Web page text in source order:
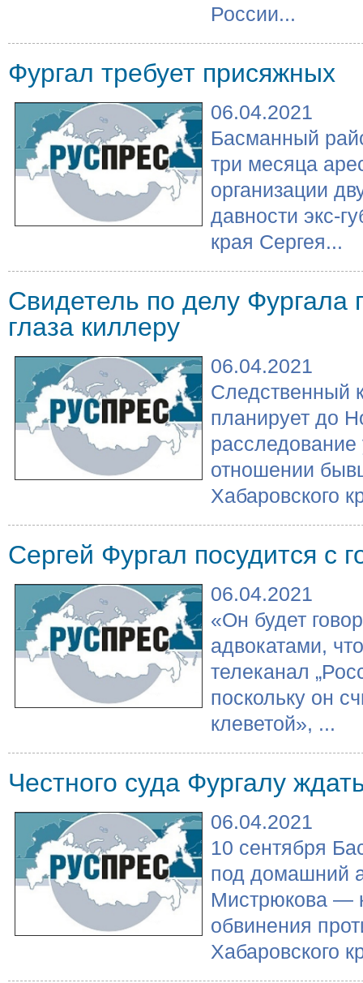
России...
Фургал требует присяжных
06.04.2021
Басманный
три месяца
организации
давности экс-
края Сергея...
Свидетель по делу Фургала
глаза киллеру
06.04.2021
Следственный
планирует до
расследование
отношении
Хабаровского
Сергей Фургал посудится с
06.04.2021
«Он будет
адвокатами,
телеканал
поскольку он
клеветой», ...
Честного суда Фургалу
06.04.2021
10 сентября
под домашний
Мистрюкова —
обвинения
Хабаровского